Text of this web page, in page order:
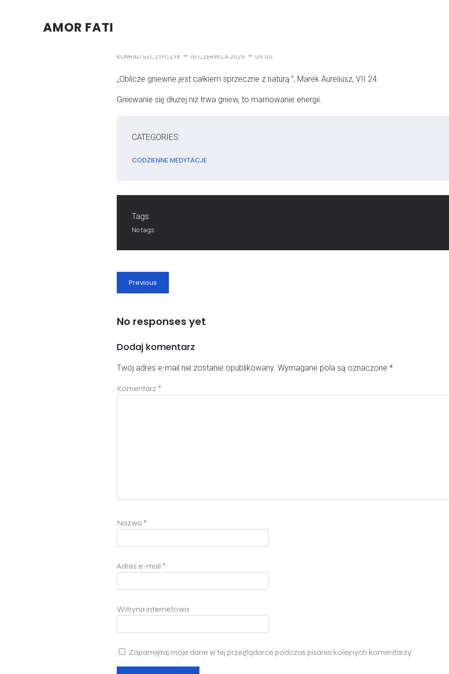
AMOR FATI
KONRAD SZCZYPCZYK – 16 CZERWCA 2025 – 05:00
„Oblicze gniewne jest całkiem sprzeczne z naturą.”, Marek Aureliusz, VII.24
Gniewanie się dłużej niż trwa gniew, to marnowanie energii.
CATEGORIES:
CODZIENNE MEDYTACJE
Tags:
No tags
Previous
No responses yet
Dodaj komentarz
Twój adres e-mail nie zostanie opublikowany. Wymagane pola są oznaczone *
Komentarz *
Nazwa *
Adres e-mail *
Witryna internetowa
Zapamiętaj moje dane w tej przeglądarce podczas pisania kolejnych komentarzy.